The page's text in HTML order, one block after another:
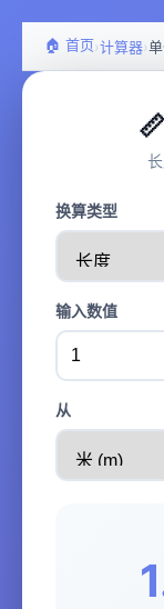
🏠 首页›计算器›
换算类型
输入数值
从